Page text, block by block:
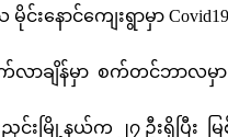
နောင်ကျေးရွာမှာ
တက်လာချိန်မှာ စက်တင်ဘာလ
င်းမြို့နယ်က ၂၇ ဦးရှိပြီး